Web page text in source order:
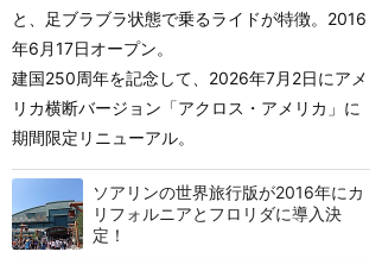
と、足ブラブラ状態で乗るライドが特徴。2016
年6月17日オープン。
建国250周年を記念して、2026年7月2日にアメ
リカ横断バージョン「アクロス・アメリカ」に
期間限定リニューアル。
ソアリンの世界旅行版が2016年にカ
リフォルニアとフロリダに導入決
定！